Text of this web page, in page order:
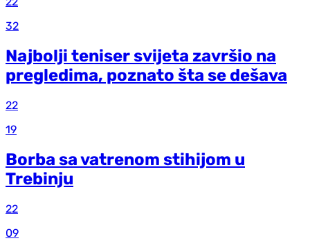
32
Najbolji teniser svijeta završio na
pregledima, poznato šta se dešava
22
19
Borba sa vatrenom stihijom u
Trebinju
22
09